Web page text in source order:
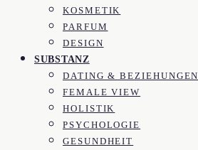
KOSMETIK
PARFUM
DESIGN
SUBSTANZ
DATING & BEZIEHUNGEN
FEMALE VIEW
HOLISTIK
PSYCHOLOGIE
GESUNDHEIT